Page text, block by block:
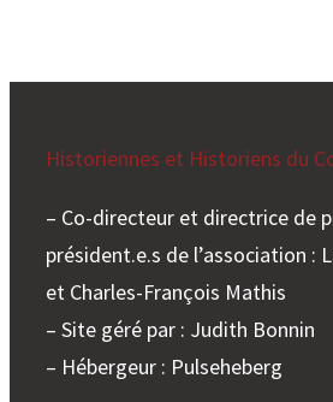
Historiennes et Historiens du
– Co-directeur et directrice de
président.e.s de l’association :
et Charles-François Mathis
– Site géré par : Judith Bonnin
– Hébergeur : Pulseheberg